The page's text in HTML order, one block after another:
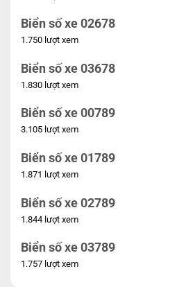
Biển số xe 02678
1.750 lượt xem
Biển số xe 03678
1.830 lượt xem
Biển số xe 00789
3.105 lượt xem
Biển số xe 01789
1.871 lượt xem
Biển số xe 02789
1.844 lượt xem
Biển số xe 03789
1.757 lượt xem